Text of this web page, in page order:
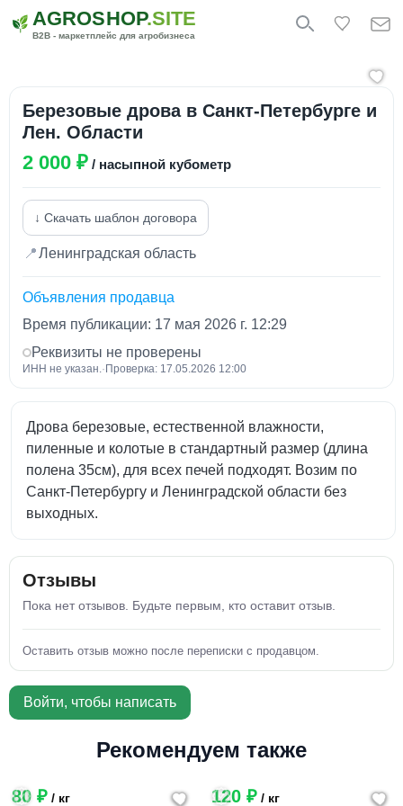
AGROSHOP.SITE
B2B - маркетплейс для агробизнеса
Березовые дрова в Санкт-Петербурге и
Лен. Области
2 000 ₽ / насыпной кубометр
↓ Скачать шаблон договора
📍Ленинградская область
Объявления продавца
Время публикации: 17 мая 2026 г. 12:29
Реквизиты не проверены
ИНН не указан.· Проверка: 17.05.2026 12:00
Дрова березовые, естественной влажности,
пиленные и колотые в стандартный размер (длина
полена 35см), для всех печей подходят. Возим по
Санкт-Петербургу и Ленинградской области без
выходных.
Отзывы
Пока нет отзывов. Будьте первым, кто оставит отзыв.
Оставить отзыв можно после переписки с продавцом.
Войти, чтобы написать
Рекомендуем также
80 ₽ / кг 120 ₽/ кг